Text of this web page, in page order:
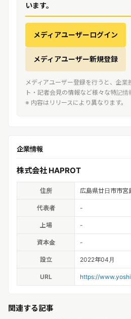
います。
メディアユーザーログイン
メディアユーザー新規登録
メディアユーザー登録を行うと、企
ト・記者会見の情報など様々な特記情
※ 内容はリリースにより異なります。
企業情報
株式会社 HAPROT
住所 広島県廿日市市
代表者 -
上場 -
資本金 -
設立 2022年04月
URL https://
関連する記事